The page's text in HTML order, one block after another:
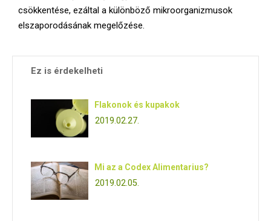
U
csökkentése, ezáltal a különböző mikroorganizmusok
elszaporodásának megelőzése.
Ez is érdekelheti
Flakonok és kupakok
2019.02.27.
Mi az a Codex Alimentarius?
2019.02.05.